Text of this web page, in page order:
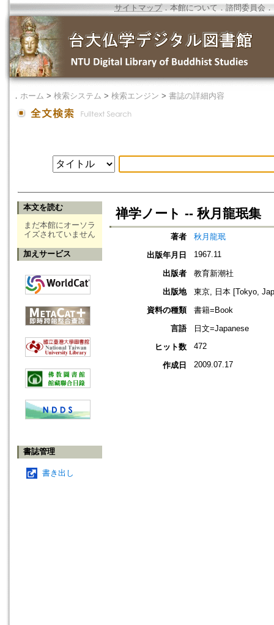
サイトマップ．本館について ． 諮問委員会 ．
． ホーム > 検索システム > 検索エンジン > 書誌の詳細内容
本文を読む
まだ本館にオーソラ
イズされていません
加えサービス
書誌管理
書き出し
禅学ノート -- 秋月龍珉集
著者
秋月龍珉
出版年月日
1967.11
出版者
教育新潮社
出版地
東京, 日本 [Tokyo,
資料の種類
書籍=Book
言語
日文=Japanese
ヒット数
472
作成日 2009.07.17